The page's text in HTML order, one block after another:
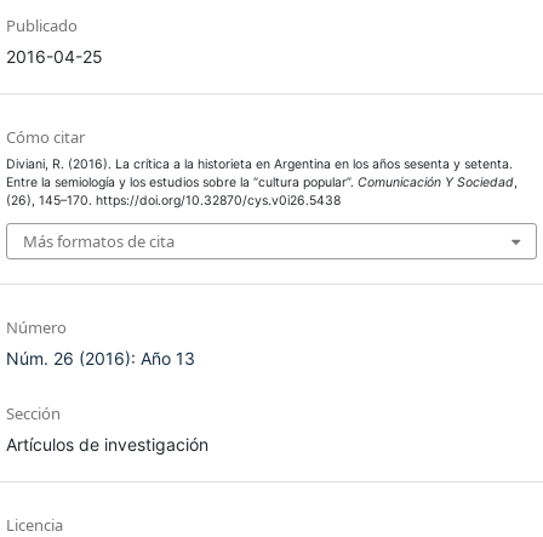
Publicado
2016-04-25
Cómo citar
Diviani, R. (2016). La crítica a la historieta en Argentina en los años sesenta y setenta.
Entre la semiología y los estudios sobre la “cultura popular”. Comunicación Y Sociedad,
(26), 145–170. https://doi.org/10.32870/cys.v0i26.5438
Más formatos de cita
Número
Núm. 26 (2016): Año 13
Sección
Artículos de investigación
Licencia